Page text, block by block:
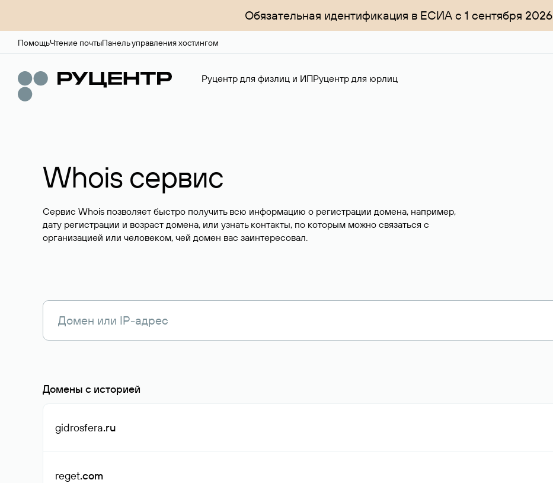
Обязательная идентификация в ЕСИА с 1 сентября 2026
ПомощьЧтение почтыПанель управления хостингом
Руцентр для физлиц и ИПРуцентр для юрлиц
Whois сервис
Сервис Whois позволяет быстро получить всю информацию о регистрации домена, например,
дату регистрации и возраст домена, или узнать контакты, по которым можно связаться с
организацией или человеком, чей домен вас заинтересовал.
Домены с историей
gidrosfera.ru
reget.com